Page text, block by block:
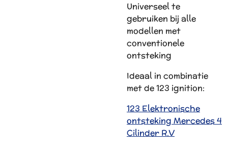
Universeel te
gebruiken bij alle
modellen met
conventionele
ontsteking
Ideaal in combinatie
met de 123 ignition:
123 Elektronische
ontsteking Mercedes 4
Cilinder R.V